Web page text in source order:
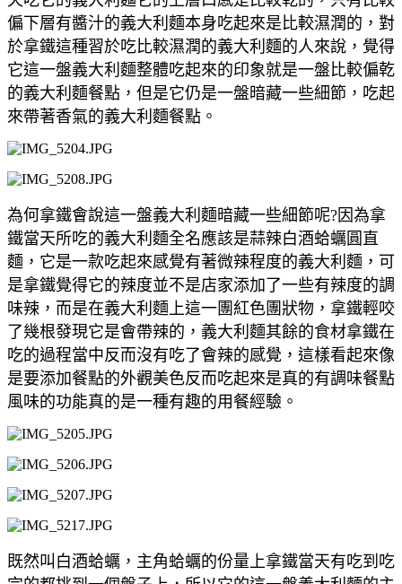
偏下層有醬汁的義大利麵本身吃起來是比較濕潤的，對
於拿鐵這種習於吃比較濕潤的義大利麵的人來說，覺得
它這一盤義大利麵整體吃起來的印象就是一盤比較偏乾
的義大利麵餐點，但是它仍是一盤暗藏一些細節，吃起
來帶著香氣的義大利麵餐點。
為何拿鐵會說這一盤義大利麵暗藏一些細節呢?因為拿
鐵當天所吃的義大利麵全名應該是蒜辣白酒蛤蠣圓直
麵，它是一款吃起來感覺有著微辣程度的義大利麵，可
是拿鐵覺得它的辣度並不是店家添加了一些有辣度的調
味辣，而是在義大利麵上這一團紅色團狀物，拿鐵輕咬
了幾根發現它是會帶辣的，義大利麵其餘的食材拿鐵在
吃的過程當中反而沒有吃了會辣的感覺，這樣看起來像
是要添加餐點的外觀美色反而吃起來是真的有調味餐點
風味的功能真的是一種有趣的用餐經驗。
既然叫白酒蛤蠣，主角蛤蠣的份量上拿鐵當天有吃到吃